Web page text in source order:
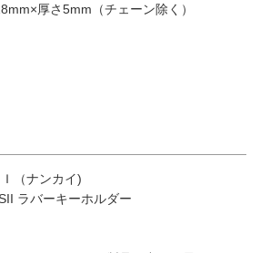
厚さ5mm（チェーン除く）
（ナンカイ)
ラバーキーホルダー